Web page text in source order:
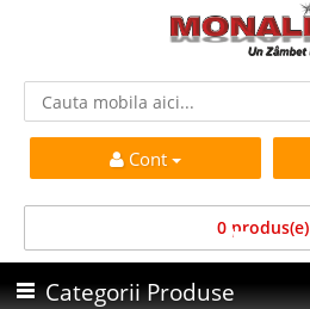
Cont
0 produs(e)
Categorii Produse